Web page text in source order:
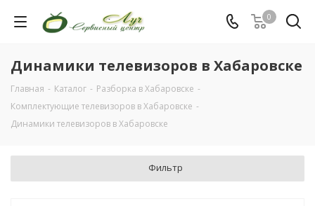
0
Динамики телевизоров в Хабаровске
Главная - Каталог - Разборка в Хабаровске -
Комплектующие телевизоров в Хабаровске -
Динамики телевизоров в Хабаровске
Фильтр